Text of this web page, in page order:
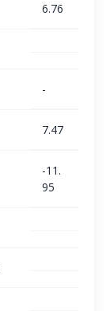
6.76
-
7.47
-11.
95